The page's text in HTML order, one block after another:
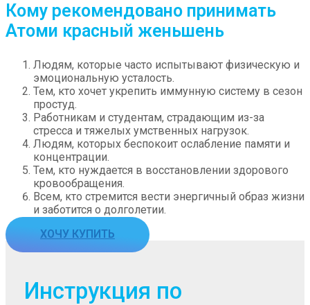
Кому рекомендовано принимать
Атоми красный женьшень
Людям, которые часто испытывают физическую и
эмоциональную усталость.
Тем, кто хочет укрепить иммунную систему в сезон
простуд.
Работникам и студентам, страдающим из-за
стресса и тяжелых умственных нагрузок.
Людям, которых беспокоит ослабление памяти и
концентрации.
Тем, кто нуждается в восстановлении здорового
кровообращения.
Всем, кто стремится вести энергичный образ жизни
и заботится о долголетии.
ХОЧУ КУПИТЬ
Инструкция по